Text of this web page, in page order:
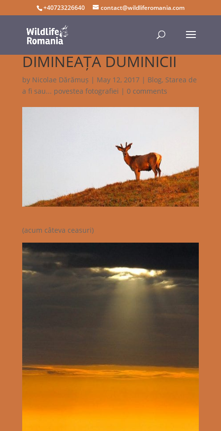
+40723226640 contact@wildliferomania.com
DIMINEAȚA DUMINICII
by Nicolae Dărămuș | May 12, 2017| Blog, Starea de
a fi sau... povestea fotografiei | 0 comments
(acum câteva ceasuri)